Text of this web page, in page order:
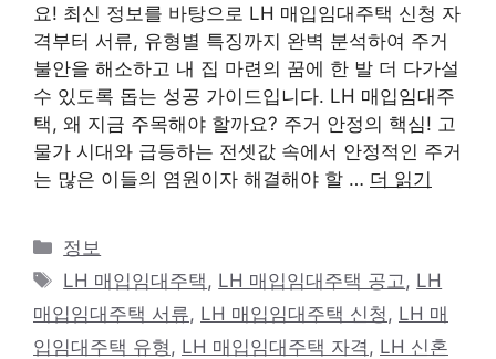
요! 최신 정보를 바탕으로 LH 매입임대주택 신청 자
격부터 서류, 유형별 특징까지 완벽 분석하여 주거
불안을 해소하고 내 집 마련의 꿈에 한 발 더 다가설
수 있도록 돕는 성공 가이드입니다. LH 매입임대주
택, 왜 지금 주목해야 할까요? 주거 안정의 핵심! 고
물가 시대와 급등하는 전셋값 속에서 안정적인 주거
는 많은 이들의 염원이자 해결해야 할 … 더 읽기
카
테
리
정보
태
그
LH 매입임대주택 , LH 매입임대주택 공고 , LH
매입임대주택 서류, LH 매입임대주택 신청 , LH 매
입임대주택 유형 , LH 매입임대주택 자격 , LH 신혼